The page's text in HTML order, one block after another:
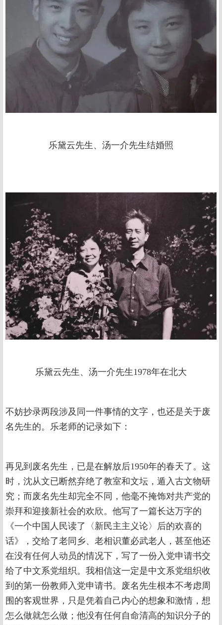
乐黛云先生、汤一介先生结婚照
乐黛云先生、汤一介先生1978年在北大
不妨抄录两段涉及同一件事情的文字，也还是关于废
名先生的。乐老师的记录如下：
再见到废名先生，已是在解放后1950年的春天了。这
时，沈从文已断然弃绝了教室和文坛，遁入古文物研
究；而废名先生却完全不同，他毫不掩饰对共产党的
崇拜和迎接新社会的欢欣。他写了一篇长达万字的
《一个中国人民读了〈新民主主义论〉后的欢喜的
话》，交给了老同乡、老相识董必武老人，甚至他还
在没有任何人动员的情况下，写了一份入党申请书交
给了中文系党组织。我相信这一定是中文系党组织收
到的第一份教师入党申请书。废名先生根本不考虑周
围的客观世界，只是凭着自己内心的想象和激情，想
怎么做就怎么做；他没有任何自命清高的知识分子的